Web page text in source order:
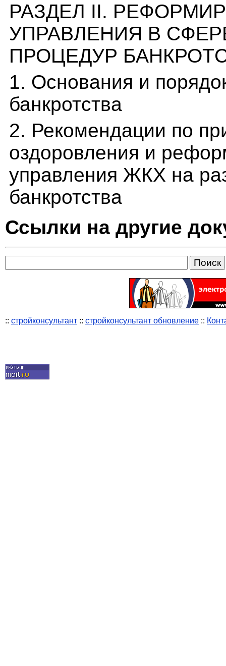
РАЗДЕЛ II.
УПРАВЛЕНИЯ В
ПРОЦЕДУР
1. Основания и
банкротства
2. Рекомендации по
оздоровления и
управления ЖКХ на
банкротства
Ссылки на другие
:: стройконсультант :: стройконсультант обновление ::